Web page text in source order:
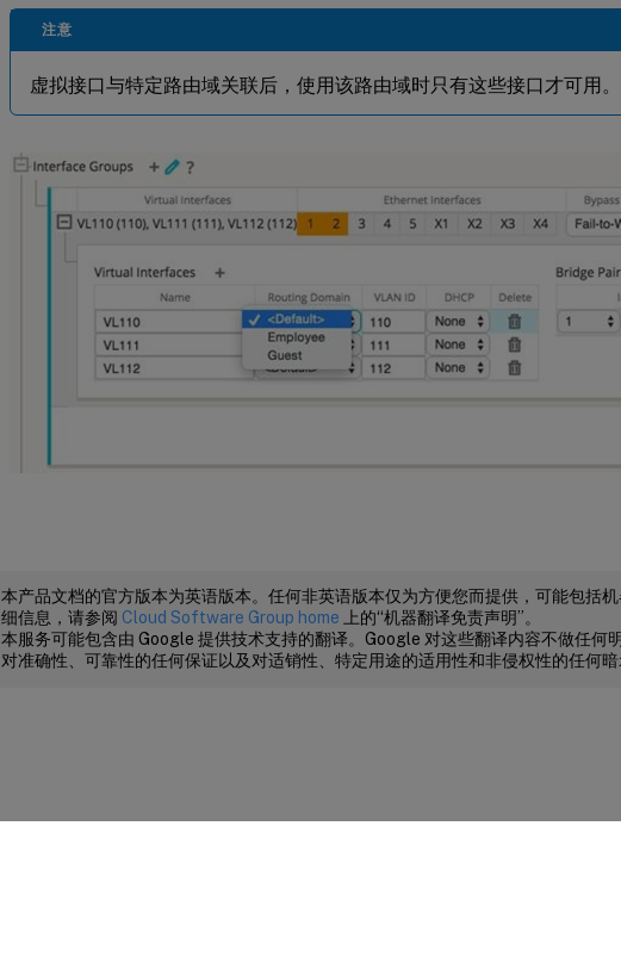
注意
虚拟接口与特定路由域关联后，使用该路由域时只有这些接口才可用。
本产品文档的官方版本为英语版本。任何非英语版本仅为方便您而提供，可能包括
细信息，请参阅 Cloud Software Group home 上的“机器翻译免责声明”。
本服务可能包含由 Google 提供技术支持的翻译。Google 对这些翻译内容不做任何
对准确性、可靠性的任何保证以及对适销性、特定用途的适用性和非侵权性的任何暗